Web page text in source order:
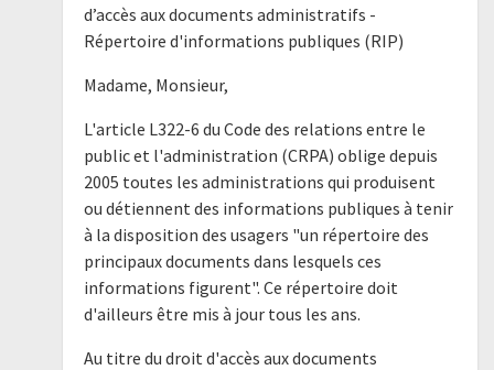
d’accès aux documents administratifs -
Répertoire d'informations publiques (RIP)
Madame, Monsieur,
L'article L322-6 du Code des relations entre le
public et l'administration (CRPA) oblige depuis
2005 toutes les administrations qui produisent
ou détiennent des informations publiques à tenir
à la disposition des usagers "un répertoire des
principaux documents dans lesquels ces
informations figurent". Ce répertoire doit
d'ailleurs être mis à jour tous les ans.
Au titre du droit d'accès aux documents